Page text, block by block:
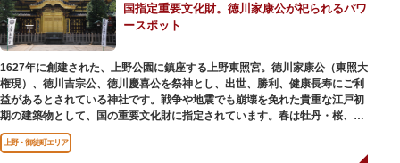
国指定重要文化財。徳川家康公が祀られるパワ
ースポット
1627年に創建された、上野公園に鎮座する上野東照宮。徳川家康公（東照大
権現）、徳川吉宗公、徳川慶喜公を祭神とし、出世、勝利、健康長寿にご利
益があるとされている神社です。戦争や地震でも崩壊を免れた貴重な江戸初
期の建築物として、国の重要文化財に指定されています。春は牡丹・桜、秋
は紅葉やダリア展、お正月は初詣や冬ぼたん鑑賞の地として、年間を通して
国内外からの参拝者で賑わうスポットです。
上野・御徒町エリア